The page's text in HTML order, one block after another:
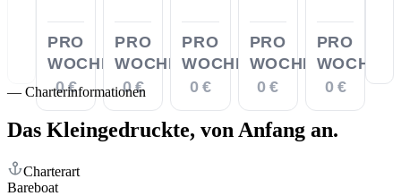
PRO
WOCHE
0 €
PRO
WOCHE
0 €
PRO
WOCHE
0 €
PRO
WOCHE
0 €
PRO
WOCHE
0 €
— Charterinformationen
Das Kleingedruckte, von Anfang an.
Charterart
Bareboat